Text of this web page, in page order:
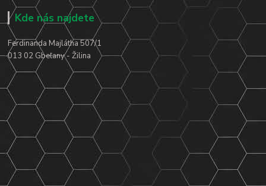
Kde nás najdete
Ferdinanda Majlátha 507/1
013 02 Gbeľany - Žilina